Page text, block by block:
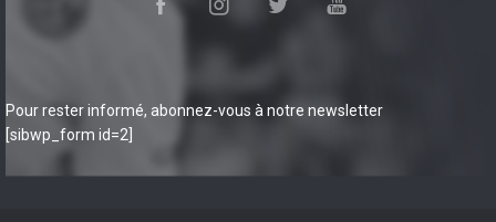
Pour rester informé, abonnez-vous à notre newsletter
[sibwp_form id=2]